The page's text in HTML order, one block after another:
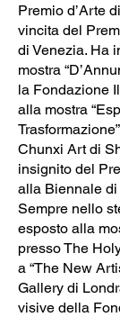
Premio d’Arte
vincita del
di Venezia. Ha
mostra
la Fondazione
alla mostra
Chunxi Art di
insignito del
alla Biennale
Sempre nello
esposto alla
presso The
a “The New
Gallery di
visive della